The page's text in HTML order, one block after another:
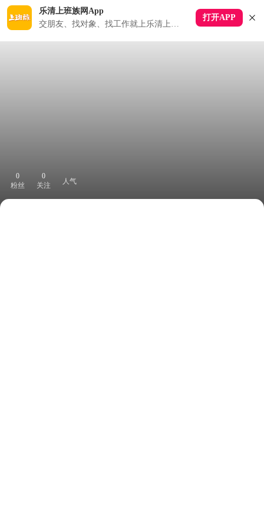
乐清上班族网App
交朋友、找对象、找工作就上乐清上班族APP
打开APP
0
粉丝
0
关注
人气
下拉刷新